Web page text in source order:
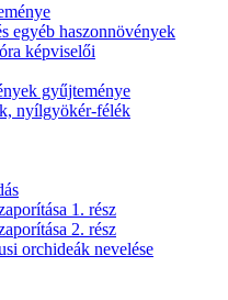
egyéb haszonnövények
képviselői
gyűjteménye
nyílgyökér-félék
1. rész
2. rész
orchideák nevelése